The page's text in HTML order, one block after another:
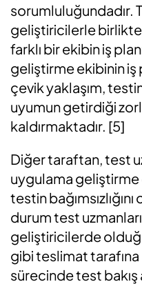
sorumluluğundadır.
geliştiricilerle birlikte
farklı bir ekibin iş
geliştirme ekibinin iş
çevik yaklaşım,
uyumun getirdiği
kaldırmaktadır. [5]
Diğer taraftan,test
uygulama geliştirme
testin bağımsızlığını
durum test
geliştiricilerde
gibiteslimattarafına
sürecindetest bakış